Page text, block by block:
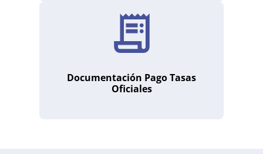
Documentación Pago Tasas
Oficiales